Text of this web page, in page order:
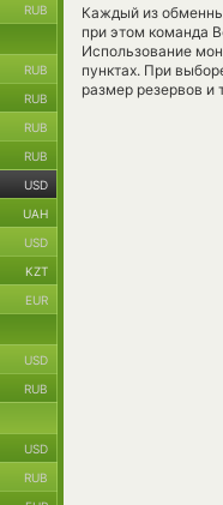
Каждый из
при этом команда
Использование
пунктах. При
размер резервов и
RUB
RUB
RUB
RUB
RUB
USD
UAH
USD
KZT
EUR
USD
RUB
USD
RUB